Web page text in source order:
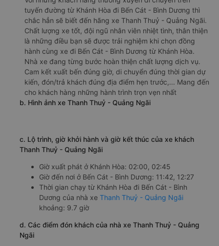
g. Review, đánh giá chất lượng xe Phúc Yên
Nhà xe Phúc Yên được đánh giá với số điểm trung bình là
4.8/5 dựa trên 846 đánh giá của khách hàng đã trải
nghiệm dịch vụ của nhà xe này.
h. Thông tin liên hệ, đặt mua vé xe khách từ Khánh Hòa đi
Bến Cát - Bình Dương Phúc Yên
Văn phòng xe Phúc Yên ở Khánh Hòa:
Xem địa chỉ văn phòng nhà xe Phúc Yên:
https://vexere.com/vi-VN/xe-phuc-yen
🚌 3. Xe Thanh Thuỷ - Quảng Ngãi khởi hành tại
Quốc Lộ 1A
a. Giới thiệu xe Thanh Thuỷ - Quảng Ngãi
Với những khách hàng thường xuyên di chuyển trên
tuyến đường từ Khánh Hòa đi Bến Cát - Bình Dương thì
chắc hẳn sẽ biết đến hãng xe Thanh Thuỷ - Quảng Ngãi.
Chất lượng xe tốt, đội ngũ nhân viên nhiệt tình, thân thiện
là những điều bạn sẽ được trải nghiệm khi chọn đồng
hành cùng xe đi Bến Cát - Bình Dương từ Khánh Hòa.